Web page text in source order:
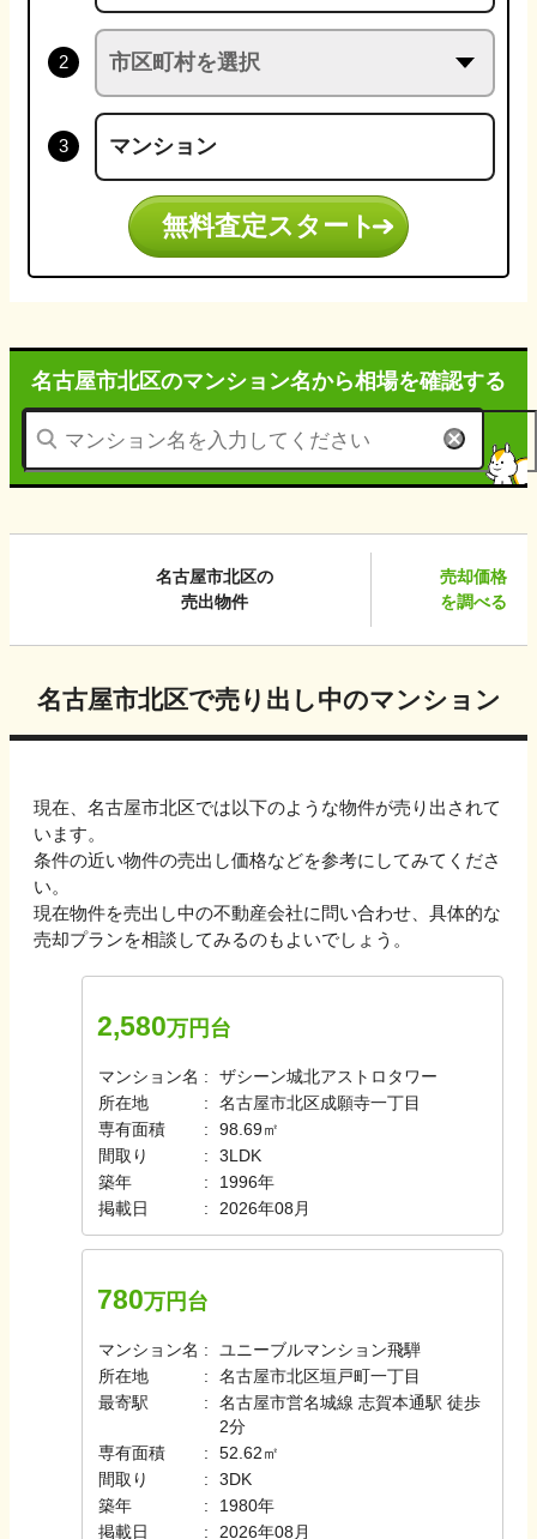
無料査定スタート
名古屋市北区のマンション名から相場を確認する
名古屋市北区の
売出物件
売却価格
を調べる
名古屋市北区で売り出し中のマンション
現在、 名古屋市北区では以下のような物件が売り出されて
います。
条件の近い物件の売出し価格などを参考にしてみてくださ
い。
現在物件を売出し中の不動産会社に問い合わせ、具体的な
売却プランを相談してみるのもよいでしょう。
2,580万円台
マンション名
ザシーン城北アストロタワー
所在地
名古屋市北区成願寺一丁目
専有面積
98.69㎡
間取り
3LDK
築年
1996年
掲載日
2026年08月
780万円台
マンション名
ユニーブルマンション飛騨
所在地
名古屋市北区垣戸町一丁目
最寄駅
名古屋市営名城線 志賀本通駅 徒歩
2分
専有面積
52.62㎡
間取り
3DK
築年
1980年
掲載日
2026年08月